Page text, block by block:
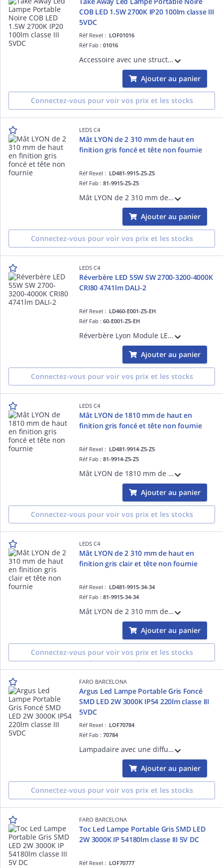
COB LED 1.5W 2700K IP20 100lm classe III
5VDC
Réf Rexel : LOF01016
Réf Fab :01016
Accessoire avec une structure en Bois couleur Hêtre diam.40mm IP classe I hauteur: 40mm longueur: 40mm profondeur: 20mm
Ajouter au panier
Connectez-vous pour voir vos prix et les stocks
LEDS C4
Mât LYON de 2 310 mm de haut en
finition gris foncé et tête non fournie
Réf Rexel : LD481-9915-Z5-Z5
Réf Fab :81-9915-Z5-Z5
Mât LYON de 2 310 mm de haut en finition gris foncé et tête non fournie
Ajouter au panier
Connectez-vous pour voir vos prix et les stocks
LEDS C4
Réverbère LED 55W SW 2700-3200-4000K
CRI80 4741lm DALI-2
Réf Rexel : LD460-E001-Z5-EH
Réf Fab :60-E001-Z5-EH
Réverbère Lyon Module LED 55W SW 2700-3200-4000K CRI80 4741lm DALI-2 100-240V IP66 Gris urbain Aluminium
Ajouter au panier
Connectez-vous pour voir vos prix et les stocks
LEDS C4
Mât LYON de 1810 mm de haut en
finition gris foncé et tête non fournie
Réf Rexel : LD481-9914-Z5-Z5
Réf Fab :81-9914-Z5-Z5
Mât LYON de 1810 mm de haut en finition gris foncé et tête non fournie
Ajouter au panier
Connectez-vous pour voir vos prix et les stocks
LEDS C4
Mât LYON de 2 310 mm de haut en
finition gris clair et tête non fournie
Réf Rexel : LD481-9915-34-34
Réf Fab :81-9915-34-34
Mât LYON de 2 310 mm de haut en finition gris clair et tête non fournie
Ajouter au panier
Connectez-vous pour voir vos prix et les stocks
FARO BARCELONA
Argus Led Lampe Portable Gris Foncé
SMD LED 2W 3000K IP54 220lm classe III
5VDC
Réf Rexel : LOF70784
Réf Fab :70784
Lampadaire avec une diffuseur en PMMA opal structure en Aluminium couleur Gris foncé SMD LED source incluse 2W 3000K CRI >80 IP 54 140lm classeIII hauteur: 510mm longueur: 140mmprofondeur: 165mm
Ajouter au panier
Connectez-vous pour voir vos prix et les stocks
FARO BARCELONA
Toc Led Lampe Portable Gris SMD LED
2W 3000K IP 54180lm classe III 5V DC
Réf Rexel : LOF70777